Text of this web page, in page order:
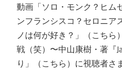
動画「ソロ・モンク？ヒム
ンフランシスコ？セロニア
ノは何が好き？」（こちら
戦（笑）〜中山康樹・著『
り」（こちら）に視聴者さ